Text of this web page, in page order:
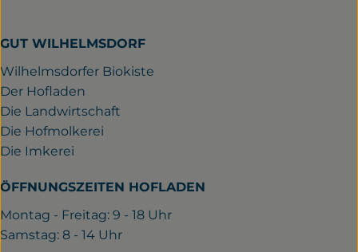
GUT WILHELMSDORF
Wilhelmsdorfer Biokiste
Der Hofladen
Die Landwirtschaft
Die Hofmolkerei
Die Imkerei
ÖFFNUNGSZEITEN HOFLADEN
Montag - Freitag: 9 - 18 Uhr
Samstag: 8 - 14 Uhr